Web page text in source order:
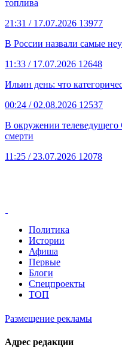
топлива
21:31 / 17.07.2026 13977
В России назвали самые
11:33 / 17.07.2026 12648
Ильин день: что
00:24 / 02.08.2026 12537
В окружении
смерти
11:25 / 23.07.2026 12078
Политика
Истории
Афиша
Первые
Блоги
Спецпроекты
ТОП
Размещение рекламы
Адрес редакции